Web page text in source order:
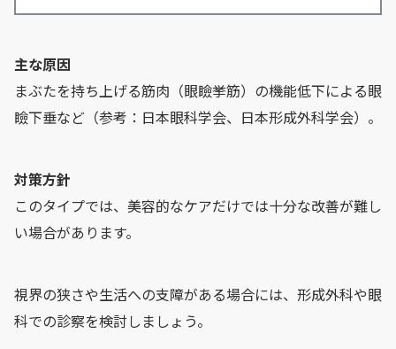
主な原因
まぶたを持ち上げる筋肉（眼瞼挙筋）の機能低下による眼
瞼下垂など（参考：日本眼科学会、日本形成外科学会）。
対策方針
このタイプでは、美容的なケアだけでは十分な改善が難し
い場合があります。
視界の狭さや生活への支障がある場合には、形成外科や眼
科での診察を検討しましょう。